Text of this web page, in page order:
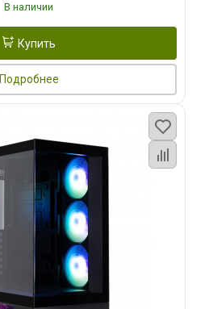
В наличии
Купить
Подробнее